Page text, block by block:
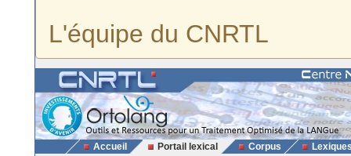
L'équipe du CNRTL
Accueil Portail lexical Corpus